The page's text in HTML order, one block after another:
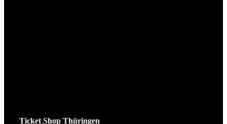
Ticket Shop Thüringen